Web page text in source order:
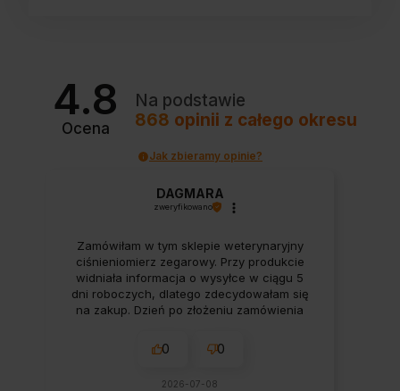
4.8
Ocena
Na podstawie
868 opinii z całego okresu
Jak zbieramy opinie?
DAGMARA
zweryfikowano
Zamówiłam w tym sklepie weterynaryjny
ciśnieniomierz zegarowy. Przy produkcie
widniała informacja o wysyłce w ciągu 5
dni roboczych, dlatego zdecydowałam się
na zakup. Dzień po złożeniu zamówienia
zamiany na elektroniczny ciśnieniomierz
Contec, argumentując to szybszą
0 0
2026-07-08